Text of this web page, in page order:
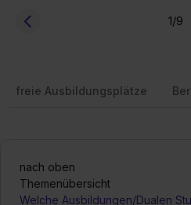
1/9
freie Ausbildungsplätze
nach oben
Themenübersicht
Welche Ausbildungen/Dualen